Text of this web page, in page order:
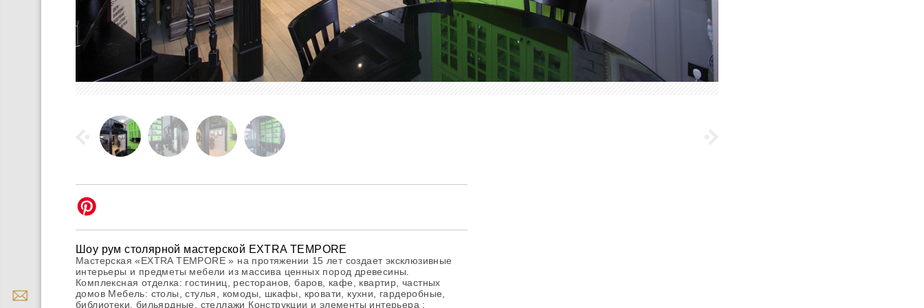
Шоу рум столярной мастерской EXTRA TEMPORE
Мастерская «EXTRA TEMPORE » на протяжении 15 лет создает эксклюзивные
интерьеры и предметы мебели из массива ценных пород древесины.
Комплексная отделка: гостиниц, ресторанов, баров, кафе, квартир, частных
домов Мебель: столы, стулья, комоды, шкафы, кровати, кухни, гардеробные,
библиотеки, бильярдные, стеллажи Конструкции и элементы интерьера :